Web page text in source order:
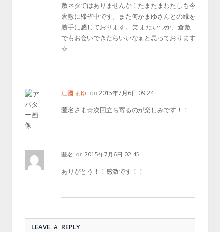
敷ネタではありませんか！たまたまわたしも今
倉敷に帰省中です。また何かまゆさんとの縁を
勝手に感じております。笑 またいつか、倉敷
でもお会いできたらいいなぁと思っております
☆
江國 まゆ on 2015年7月6日 09:24
匿名さま☆次回立ち寄るのが楽しみです！！
匿名 on 2015年7月6日 02:45
ありがとう！！感激です！！
LEAVE A REPLY